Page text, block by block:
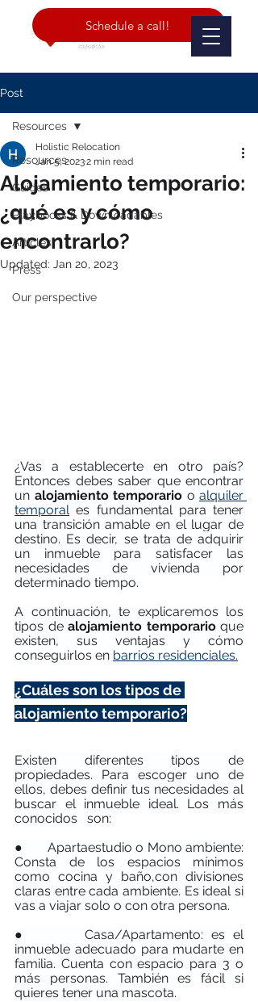
Schedule a call!
Post
Resources
Guides
Playbooks & Downloadables
Articles
Press
Our perspective
Resources
Alojamiento temporario:
¿qué es y cómo
encontrarlo?
Holistic Relocation
Jan 5, 20232 min read
Updated: Jan 20, 2023
¿Vas a establecerte en otro país?
Entonces debes saber que encontrar
un alojamiento temporario o alquiler
temporal es fundamental para tener
una transición amable en el lugar de
destino. Es decir, se trata de adquirir
un inmueble para satisfacer las
necesidades de vivienda por
determinado tiempo.
A continuación, te explicaremos los
tipos de alojamiento temporario que
existen, sus ventajas y cómo
conseguirlos en barrios residenciales.
¿Cuáles son los tipos de
alojamiento temporario?
Existen diferentes tipos de
propiedades. Para escoger uno de
ellos, debes definir tus necesidades al
buscar el inmueble ideal. Los más
conocidos   son:
●       Apartaestudio o Mono ambiente:
Consta de los espacios mínimos
como cocina y baño,con divisiones
claras entre cada ambiente. Es ideal si
vas a viajar solo o con otra persona.
●       Casa/Apartamento: es el
inmueble adecuado para mudarte en
familia. Cuenta con espacio para 3 o
más personas. También es fácil si
quieres tener una mascota.